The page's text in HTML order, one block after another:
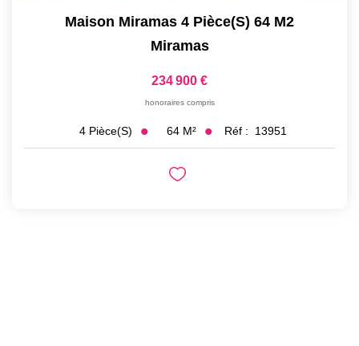
Maison Miramas 4 Pièce(s) 64 M2
Miramas
234 900 €
honoraires compris
4 Pièce(s) 64 M² Réf : 13951